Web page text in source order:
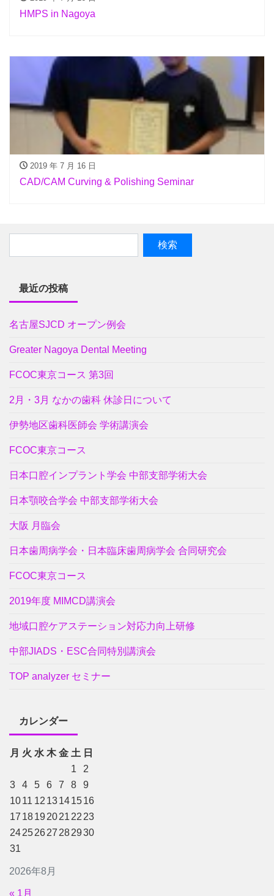
HMPS in Nagoya
2019 年 7 月 16 日
CAD/CAM Curving & Polishing Seminar
最近の投稿
名古屋SJCD オープン例会
Greater Nagoya Dental Meeting
FCOC東京コース 第3回
2月・3月 なかの歯科 休診日について
伊勢地区歯科医師会 学術講演会
FCOC東京コース
日本口腔インプラント学会 中部支部学術大会
日本顎咬合学会 中部支部学術大会
大阪 月臨会
日本歯周病学会・日本臨床歯周病学会 合同研究会
FCOC東京コース
2019年度 MIMCD講演会
地域口腔ケアステーション対応力向上研修
中部JIADS・ESC合同特別講演会
TOP analyzer セミナー
カレンダー
2026年8月
月 火 水 木 金 土 日
1
2
3
4 5 6 7 8
9
1011 12 13141516
17 18192021 22 23
24252627 282930
31
« 1月